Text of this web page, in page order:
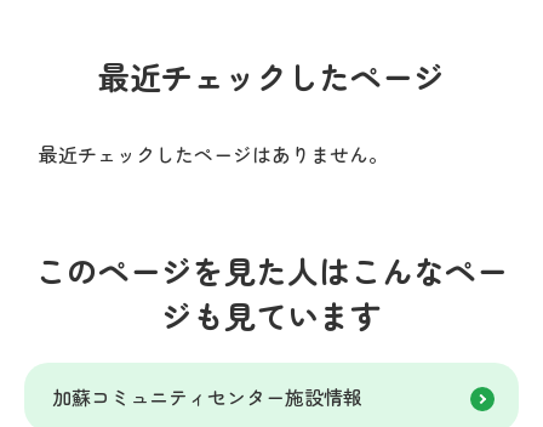
最近チェックしたページ
最近チェックしたページはありません。
このページを見た人はこんなペー
ジも見ています
加蘇コミュニティセンター施設情報